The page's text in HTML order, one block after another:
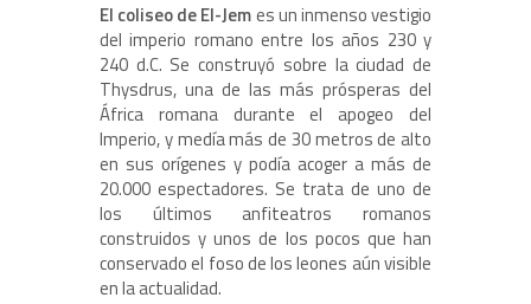
El coliseo de El-Jemes un inmenso vestigio
del imperio romano entre los años 230 y
240 d.C. Se construyó sobre la ciudad de
Thysdrus, una de las más prósperas del
África romana durante el apogeo del
Imperio, y medía más de 30 metros de alto
en sus orígenes y podía acoger a más de
20.000 espectadores. Se trata de uno de
los últimos anfiteatros romanos
construidos y unos de los pocos que han
conservado el foso de los leones aún visible
en la actualidad.